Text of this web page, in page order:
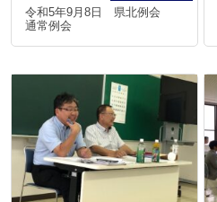
令和5年9月8日 県北例会
通常例会